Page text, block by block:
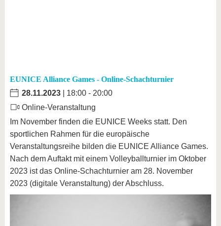
EUNICE Alliance Games - Online-Schachturnier
28.11.2023 | 18:00 - 20:00
Online-Veranstaltung
Im November finden die EUNICE Weeks statt. Den
sportlichen Rahmen für die europäische
Veranstaltungsreihe bilden die EUNICE Alliance Games.
Nach dem Auftakt mit einem Volleyballturnier im Oktober
2023 ist das Online-Schachturnier am 28. November
2023 (digitale Veranstaltung) der Abschluss.